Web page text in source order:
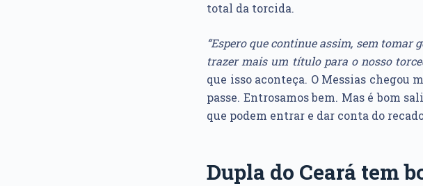
total da torcida.
“Espero que continue assim, sem tomar
trazer mais um título para o nosso
que isso aconteça. O Messias chegou
passe. Entrosamos bem. Mas é bom
que podem entrar e dar conta do
Dupla do Ceará tem